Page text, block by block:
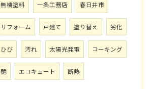
無機塗料 一条工務店 春日井市
リフォーム 戸建て 塗り替え 劣化
ひび 汚れ 太陽光発電 コーキング
艶 エコキュート 断熱